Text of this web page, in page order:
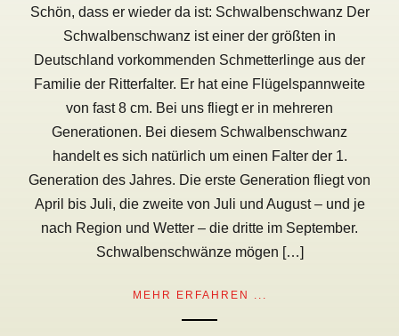
Schön, dass er wieder da ist: Schwalbenschwanz Der
Schwalbenschwanz ist einer der größten in
Deutschland vorkommenden Schmetterlinge aus der
Familie der Ritterfalter. Er hat eine Flügelspannweite
von fast 8 cm. Bei uns fliegt er in mehreren
Generationen. Bei diesem Schwalbenschwanz
handelt es sich natürlich um einen Falter der 1.
Generation des Jahres. Die erste Generation fliegt von
April bis Juli, die zweite von Juli und August – und je
nach Region und Wetter – die dritte im September.
Schwalbenschwänze mögen […]
MEHR ERFAHREN ...